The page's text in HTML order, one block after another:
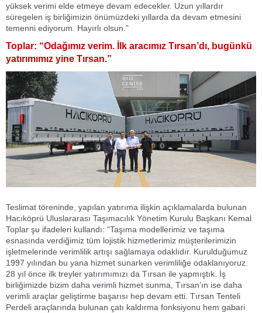
yüksek verimi elde etmeye devam edecekler. Uzun yıllardır
süregelen iş birliğimizin önümüzdeki yıllarda da devam etmesini
temenni ediyorum. Hayırlı olsun.”
Toplar: “Odağımız verim. İlk aracımız Tırsan’dı, bugünkü
yatırımımız yine Tırsan.”
Teslimat töreninde, yapılan yatırıma ilişkin açıklamalarda bulunan
Hacıköprü Uluslararası Taşımacılık Yönetim Kurulu Başkanı Kemal
Toplar şu ifadeleri kullandı: “Taşıma modellerimiz ve taşıma
esnasında verdiğimiz tüm lojistik hizmetlerimiz müşterilerimizin
işletmelerinde verimlilik artışı sağlamaya odaklıdır. Kurulduğumuz
1997 yılından bu yana hizmet sunarken verimliliğe odaklanıyoruz.
28 yıl önce ilk treyler yatırımımızı da Tırsan ile yapmıştık. İş
birliğimizde bizim daha verimli hizmet sunma, Tırsan’ın ise daha
verimli araçlar geliştirme başarısı hep devam etti. Tırsan Tenteli
Perdeli araçlarında bulunan çatı kaldırma fonksiyonu hem gabari